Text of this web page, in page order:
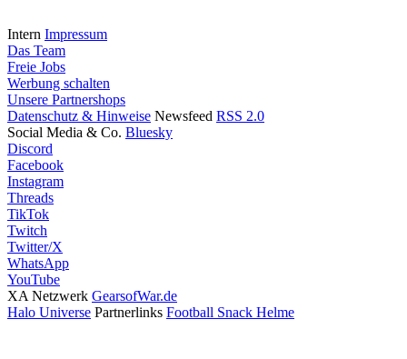
Intern Impressum
Das Team
Freie Jobs
Werbung schalten
Unsere Partnershops
Datenschutz & Hinweise Newsfeed RSS 2.0
Social Media & Co. Bluesky
Discord
Facebook
Instagram
Threads
TikTok
Twitch
Twitter/X
WhatsApp
YouTube
XA Netzwerk GearsofWar.de
Halo Universe Partnerlinks Football Snack Helme